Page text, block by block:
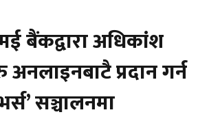
बैंकद्वारा अधिकांश
प्रदान गर्न
सञ्चालनमा